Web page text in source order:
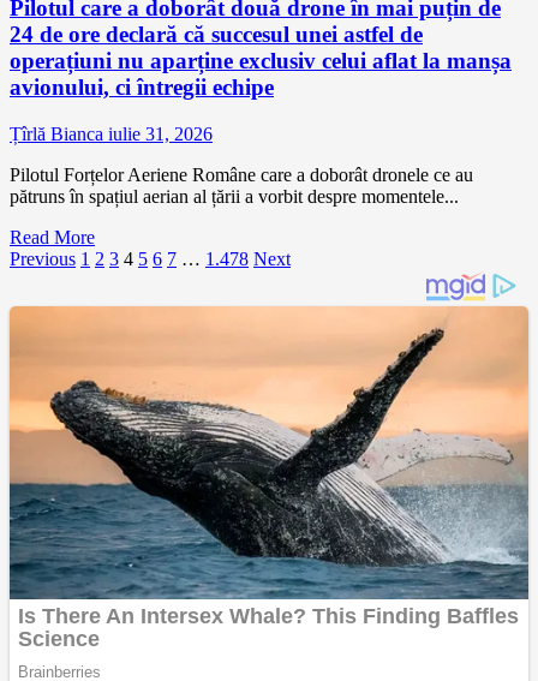
Pilotul care a doborât două drone în mai puțin de
24 de ore declară că succesul unei astfel de
operațiuni nu aparține exclusiv celui aflat la manșa
avionului, ci întregii echipe
Țîrlă Bianca iulie 31, 2026
Pilotul Forțelor Aeriene Române care a doborât dronele ce au
pătruns în spațiul aerian al țării a vorbit despre momentele...
Read More
Paginație
Previous 1 2 3 4 5 6 7 … 1.478 Next